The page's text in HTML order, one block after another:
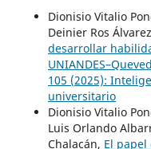
Dionisio Vitalio
Deinier Ros
desarrollar
105 (2025):
universitario
Dionisio Vitalio
Luis Orlando
Chalacán, El